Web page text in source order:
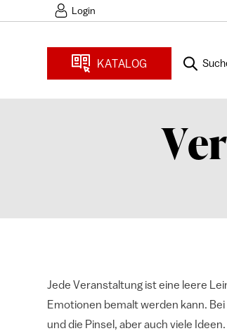
Login
KATALOG
Jede Veranstaltung ist eine leere
Emotionen bemalt werden kann.
und die Pinsel, aber auch viele